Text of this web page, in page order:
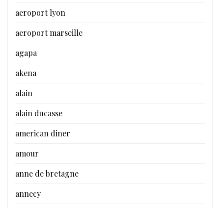
aeroport lyon
aeroport marseille
agapa
akena
alain
alain ducasse
american diner
amour
anne de bretagne
annecy